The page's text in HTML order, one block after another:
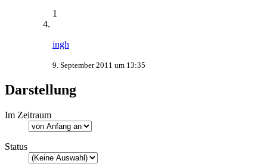
1
ingh
9. September 2011 um 13:35
Darstellung
Im Zeitraum
Status